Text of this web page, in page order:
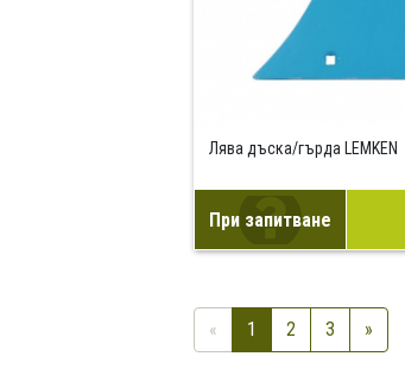
Лява дъска/гърда LEMKEN
При запитване
« 1 2 3 »